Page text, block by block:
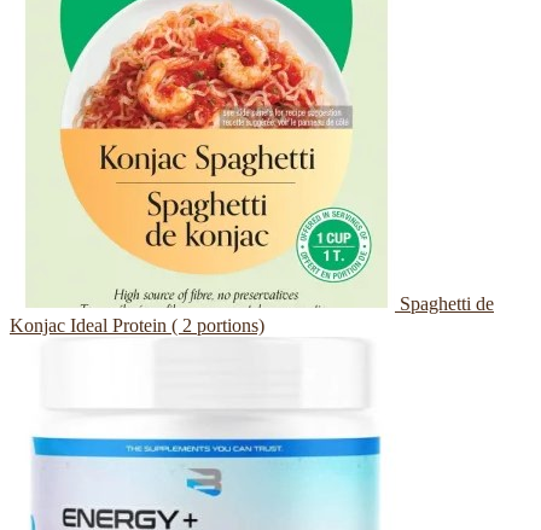
Spaghetti de
Konjac Ideal Protein ( 2 portions)